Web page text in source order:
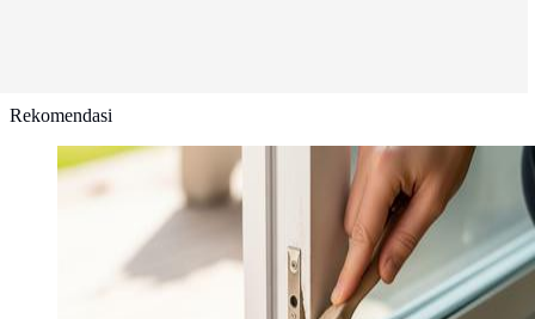
Rekomendasi